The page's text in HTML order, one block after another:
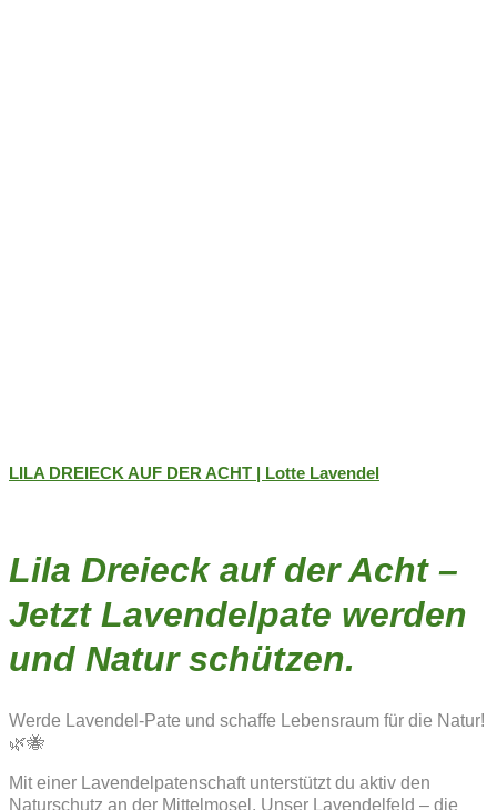
LILA DREIECK AUF DER ACHT | Lotte Lavendel
Lila Dreieck auf der Acht –
Jetzt Lavendelpate werden
und Natur schützen.
Werde Lavendel-Pate und schaffe Lebensraum für die Natur!
🌿🐝
Mit einer Lavendelpatenschaft unterstützt du aktiv den
Naturschutz an der Mittelmosel. Unser Lavendelfeld – die